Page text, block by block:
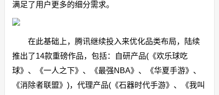
满足了用户更多的细分需求。
在此基础上，腾讯继续投入来优化品类布局，陆续
推出了14款重磅作品，包括：自研产品(《欢乐球吃
球》、《一人之下》、《最强NBA》、《华夏手游》、
《消除者联盟》)，代理产品(《石器时代手游》、《我叫